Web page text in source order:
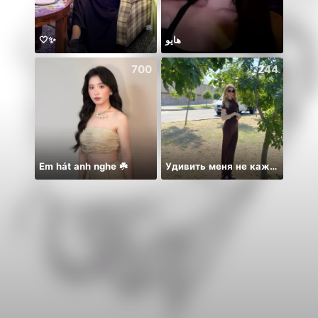
🤍✨ هايو
700
Em hát anh nghe ☘️
244
Удивить меня не каждый сможет🎁